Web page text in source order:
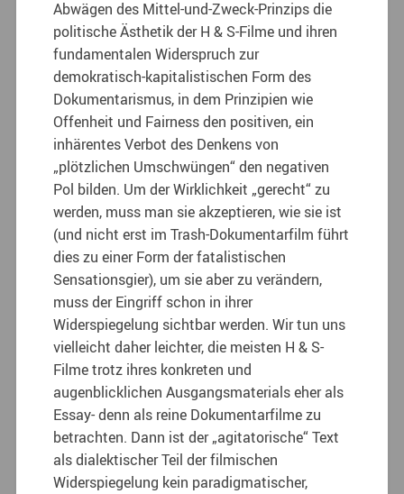
Abwägen des Mittel-und-Zweck-Prinzips die
politische Ästhetik der H & S-Filme und ihren
fundamentalen Widerspruch zur
demokratisch-kapitalistischen Form des
Dokumentarismus, in dem Prinzipien wie
Offenheit und Fairness den positiven, ein
inhärentes Verbot des Denkens von
„plötzlichen Umschwüngen“ den negativen
Pol bilden. Um der Wirklichkeit „gerecht“ zu
werden, muss man sie akzeptieren, wie sie ist
(und nicht erst im Trash-Dokumentarfilm führt
dies zu einer Form der fatalistischen
Sensationsgier), um sie aber zu verändern,
muss der Eingriff schon in ihrer
Widerspiegelung sichtbar werden. Wir tun uns
vielleicht daher leichter, die meisten H & S-
Filme trotz ihres konkreten und
augenblicklichen Ausgangsmaterials eher als
Essay- denn als reine Dokumentarfilme zu
betrachten. Dann ist der „agitatorische“ Text
als dialektischer Teil der filmischen
Widerspiegelung kein paradigmatischer,